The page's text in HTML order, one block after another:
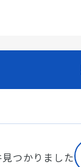
つかりました